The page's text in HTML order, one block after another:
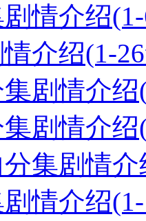
情介绍
介绍(1-
剧情介
剧情介
集剧情
情介绍